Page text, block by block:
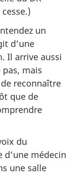
un
d’une
Il arrive aussi
mais
reconnaître
que de
du
médecin
une salle